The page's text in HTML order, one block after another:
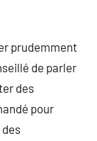
prudemment
de parler
des
pour